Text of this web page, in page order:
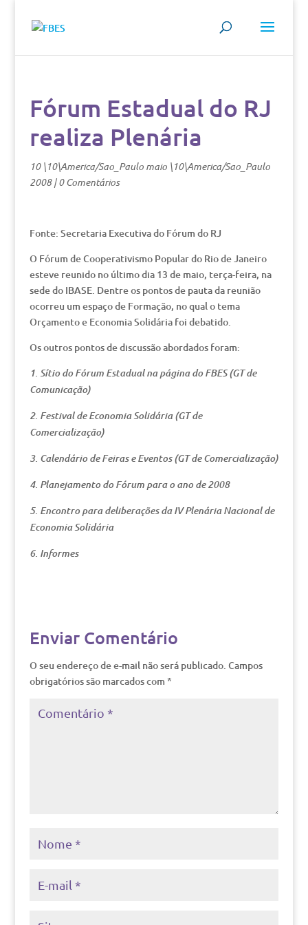
Fórum Estadual do RJ
realiza Plenária
10 \10\America/Sao_Paulo maio \10\America/Sao_Paulo
2008|0 Comentários
Fonte: Secretaria Executiva do Fórum do RJ
O Fórum de Cooperativismo Popular do Rio de Janeiro
esteve reunido no último dia 13 de maio, terça-feira, na
sede do IBASE. Dentre os pontos de pauta da reunião
ocorreu um espaço de Formação, no qual o tema
Orçamento e Economia Solidária foi debatido.
Os outros pontos de discussão abordados foram:
1. Sítio do Fórum Estadual na página do FBES (GT de
Comunicação)
2. Festival de Economia Solidária (GT de
Comercialização)
3. Calendário de Feiras e Eventos (GT de Comercialização)
4. Planejamento do Fórum para o ano de 2008
5. Encontro para deliberações da IV Plenária Nacional de
Economia Solidária
6. Informes
Enviar Comentário
O seu endereço de e-mail não será publicado. Campos
obrigatórios são marcados com *